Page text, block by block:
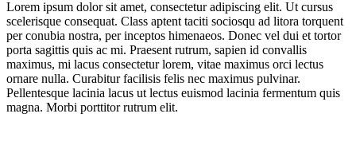
Lorem ipsum dolor sit amet, consectetur adipiscing elit. Ut cursus
scelerisque consequat. Class aptent taciti sociosqu ad litora torquent
per conubia nostra, per inceptos himenaeos. Donec vel dui et tortor
porta sagittis quis ac mi. Praesent rutrum, sapien id convallis
maximus, mi lacus consectetur lorem, vitae maximus orci lectus
ornare nulla. Curabitur facilisis felis nec maximus pulvinar.
Pellentesque lacinia lacus ut lectus euismod lacinia fermentum quis
magna. Morbi porttitor rutrum elit.